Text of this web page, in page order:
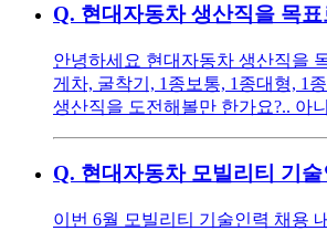
Q. 현대자동차 생산직을 목
안녕하세요 현대자동차 생산직을
게차, 굴착기, 1종보통, 1종대형, 1
생산직을 도전해볼만 한가요?.. 아
Q. 현대자동차 모빌리티 기
이번 6월 모빌리티 기술인력 채용